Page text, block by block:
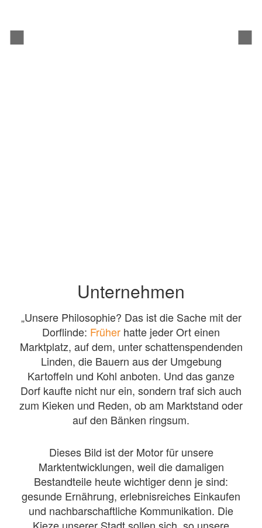
Unternehmen
„Unsere Philosophie? Das ist die Sache mit der
Dorflinde: Früher hatte jeder Ort einen
Marktplatz, auf dem, unter schattenspendenden
Linden, die Bauern aus der Umgebung
Kartoffeln und Kohl anboten. Und das ganze
Dorf kaufte nicht nur ein, sondern traf sich auch
zum Kieken und Reden, ob am Marktstand oder
auf den Bänken ringsum.
Dieses Bild ist der Motor für unsere
Marktentwicklungen, weil die damaligen
Bestandteile heute wichtiger denn je sind:
gesunde Ernährung, erlebnisreiches Einkaufen
und nachbarschaftliche Kommunikation. Die
Kieze unserer Stadt sollen sich, so unsere